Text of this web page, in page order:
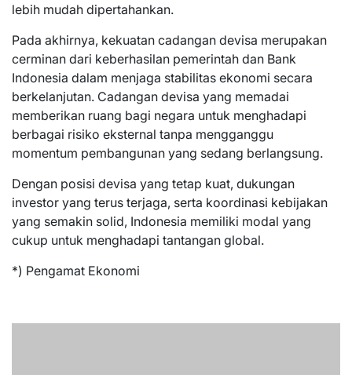
lebih mudah dipertahankan.
Pada akhirnya, kekuatan cadangan devisa merupakan
cerminan dari keberhasilan pemerintah dan Bank
Indonesia dalam menjaga stabilitas ekonomi secara
berkelanjutan. Cadangan devisa yang memadai
memberikan ruang bagi negara untuk menghadapi
berbagai risiko eksternal tanpa mengganggu
momentum pembangunan yang sedang berlangsung.
Dengan posisi devisa yang tetap kuat, dukungan
investor yang terus terjaga, serta koordinasi kebijakan
yang semakin solid, Indonesia memiliki modal yang
cukup untuk menghadapi tantangan global.
*) Pengamat Ekonomi